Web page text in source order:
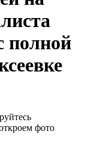
полной
фото